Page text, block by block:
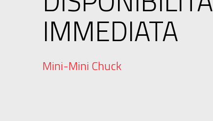
IMMEDIATA
Mini-Mini Chuck